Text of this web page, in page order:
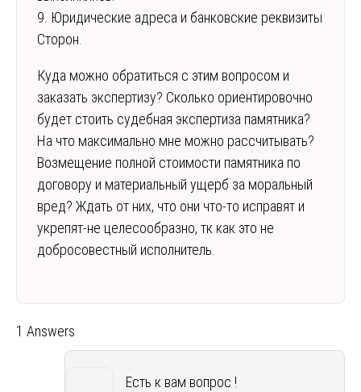
9. Юридические адреса и банковские реквизиты
Сторон.
Куда можно обратиться с этим вопросом и
заказать экспертизу? Сколько ориентировочно
будет стоить судебная экспертиза памятника?
На что максимально мне можно рассчитывать?
Возмещение полной стоимости памятника по
договору и материальный ущерб за моральный
вред? Ждать от них, что они что-то исправят и
укрепят-не целесообразно, тк как это не
добросовестный исполнитель.
1 Answers
Есть к вам вопрос !